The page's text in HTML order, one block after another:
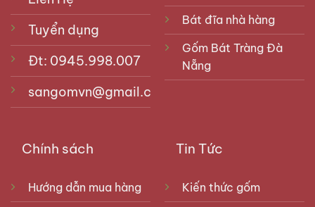
Tuyển dụng
Đt: 0945.998.007
sangomvn@gmail.com
Bát đĩa nhà hàng
Gốm Bát Tràng Đà
Nẵng
Chính sách
Hướng dẫn mua hàng
Tin Tức
Kiến thức gốm